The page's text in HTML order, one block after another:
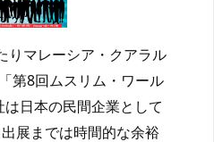
りマレーシア・クアラル
第8回ムスリム・ワール
は日本の民間企業として
展までは時間的な余裕